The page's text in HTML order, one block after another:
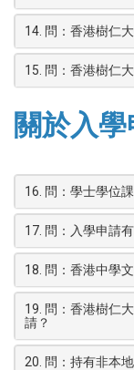
14. 問：香港樹仁
15. 問：香港樹仁
關於入
16. 問：學士學位
17. 問：入學申請
18. 問：香港中學
19. 問：香港樹仁
請？
20. 問：持有非本